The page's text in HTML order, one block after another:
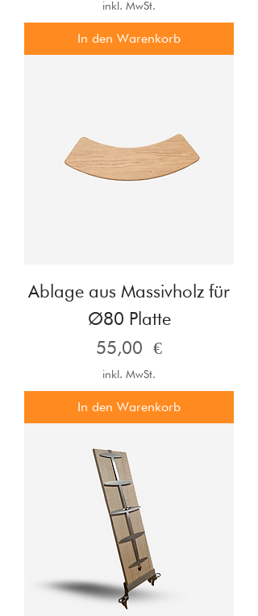
inkl. MwSt.
In den Warenkorb
Ablage aus Massivholz für
Ø80 Platte
Preis
55,00 €
inkl. MwSt.
In den Warenkorb